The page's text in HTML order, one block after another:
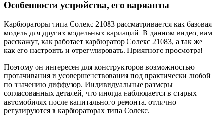
Особенности устройства, его варианты
Карбюраторы типа Солекс 21083 рассматривается как базовая
модель для других модельных вариаций. В данном видео, вам
расскажут, как работает карбюратор Солекс 21083, а так же
как его настроить и отрегулировать. Приятного просмотра!
Поэтому он интересен для конструкторов возможностью
протачивания и усовершенствования под практически любой
по значению диффузор. Индивидуальные размеры
согласованных деталей, что иногда наблюдается в старых
автомобилях после капитального ремонта, отлично
регулируются в карбюраторах типа Солекс.